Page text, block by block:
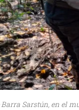
Barra Sarstún, en el